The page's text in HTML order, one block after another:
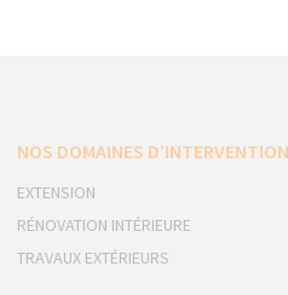
NOS DOMAINES D’INTERVENTION
EXTENSION
RÉNOVATION INTÉRIEURE
TRAVAUX EXTÉRIEURS